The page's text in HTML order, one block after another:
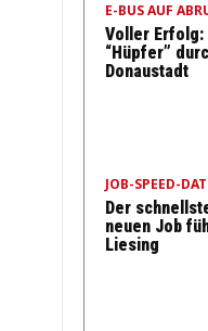
E-BUS AUF
Voller Erfolg:
“Hüpfer”
Donaustadt
JOB-SPEED-
Der
neuen Job
Liesing